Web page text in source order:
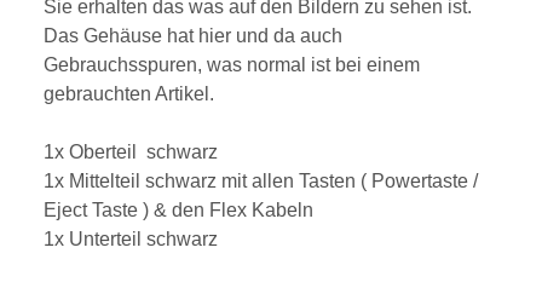
Sie erhalten das was auf den Bildern zu sehen ist.
Das Gehäuse hat hier und da auch
Gebrauchsspuren, was normal ist bei einem
gebrauchten Artikel.
1x Oberteil schwarz
1x Mittelteil schwarz mit allen Tasten ( Powertaste /
Eject Taste ) & den Flex Kabeln
1x Unterteil schwarz